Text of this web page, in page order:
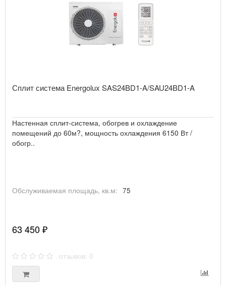
Сплит система Energolux SAS24BD1-A/SAU24BD1-A
Настенная сплит-система, обогрев и охлаждение
помещений до 60м?, мощность охлаждения 6150 Вт /
обогр..
Обслуживаемая площадь, кв.м: 75
63 450 ₽
отзывов: 0